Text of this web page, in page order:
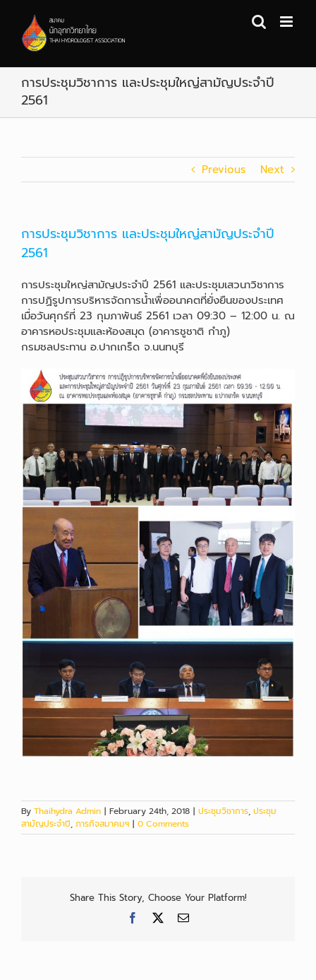
content
การประชุมวิชาการ และประชุมใหญ่สามัญประจำปี
2561
Previous Next
การประชุมวิชาการ และประชุมใหญ่สามัญประจำปี
2561
การประชุมใหญ่สามัญประจำปี 2561 และประชุมเสวนาวิชาการ
การปฏิรูปการบริหารจัดการน้ำเพื่ออนาคตที่ยั่งยืนของประเทศ
เมื่อวันศุกร์ที่ 23 กุมภาพันธ์ 2561 เวลา 09:30 – 12:00 น. ณ
อาคารหอประชุมและห้องสมุด (อาคารชูชาติ กำภู)
กรมชลประทาน อ.ปากเกร็ด จ.นนทบุรี
By Thaihydra Admin | February 24th, 2018 | ประชุมวิชาการ, ประชุม
สามัญประจำปี, ภารกิจสมาคมฯ | 0 Comments
Share This Story, Choose Your Platform!
Facebook Email